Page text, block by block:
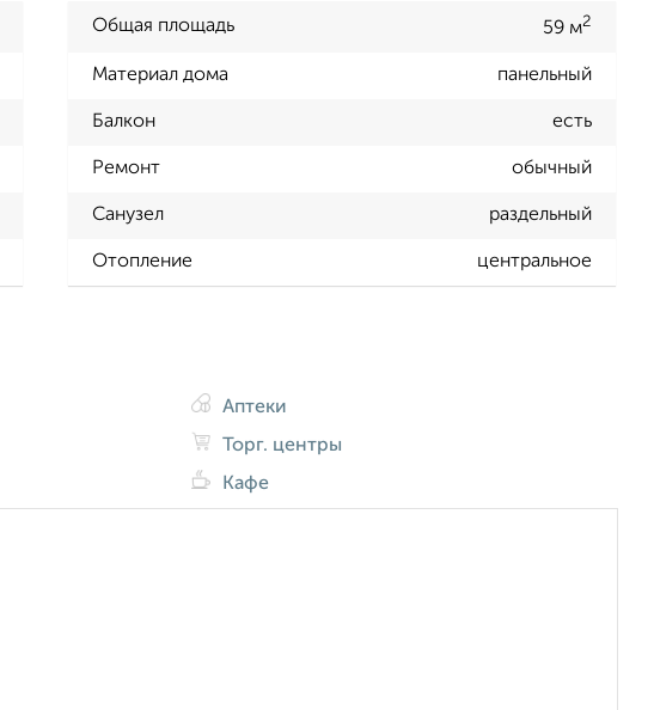
Общая площадь 59 м2
Материал дома панельный
Балкон есть
Ремонт обычный
Санузел раздельный
Отопление центральное
Аптеки
Торг. центры
Кафе